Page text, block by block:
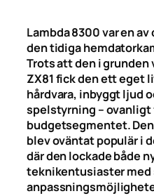
Lambda 8300 var en
den tidiga
Trots att den i grunden
ZX81 fick den ett eget
hårdvara, inbyggt ljud
spelstyrning – ovanligt
budgetsegmentet.
blev oväntat populär i
där den lockade både
teknikentusiaster med